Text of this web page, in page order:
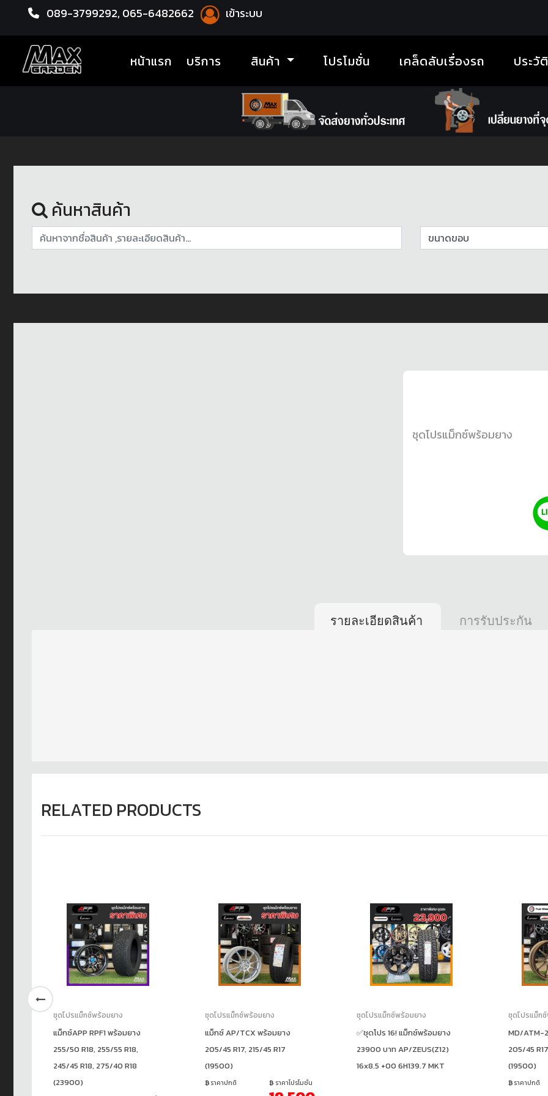
089-3799292, 065-6482662 เข้าระบบ
หน้าแรก(current)
บริการ สินค้า โปรโมชั่น เคล็ดลับเรื่องรถ ประวั
หน้าแรก ชุดโปรแม็กซ์พร้อมยาง
ค้นหาสินค้า
ชุดโปรแม็กซ์พร้อมยาง
รายละเอียดสินค้า การรับประกัน
RELATED PRODUCTS
ชุดโปรแม็กซ์พร้อมยาง
แม็กซ์APP RPF1 พร้อมยาง
255/50 R18, 255/55 R18,
245/45 R18, 275/40 R18
(23900)
ชุดโปรแม็กซ์พร้อมยาง
แม็กซ์ AP/TCX พร้อมยาง
205/45 R17, 215/45 R17
(19500)
ราคาปกติ ราคาโปรโมชั่น
ชุดโปรแม็กซ์พร้อมยาง
✅ชุดโปร 16! แม็กซ์พร้อมยาง
23900 บาท AP/ZEUS(Z12)
16x8.5 +00 6H139.7 MKT
ชุดโปรแม็ก
MD/ATM-
205/45
(19500)
ราคาปกติ